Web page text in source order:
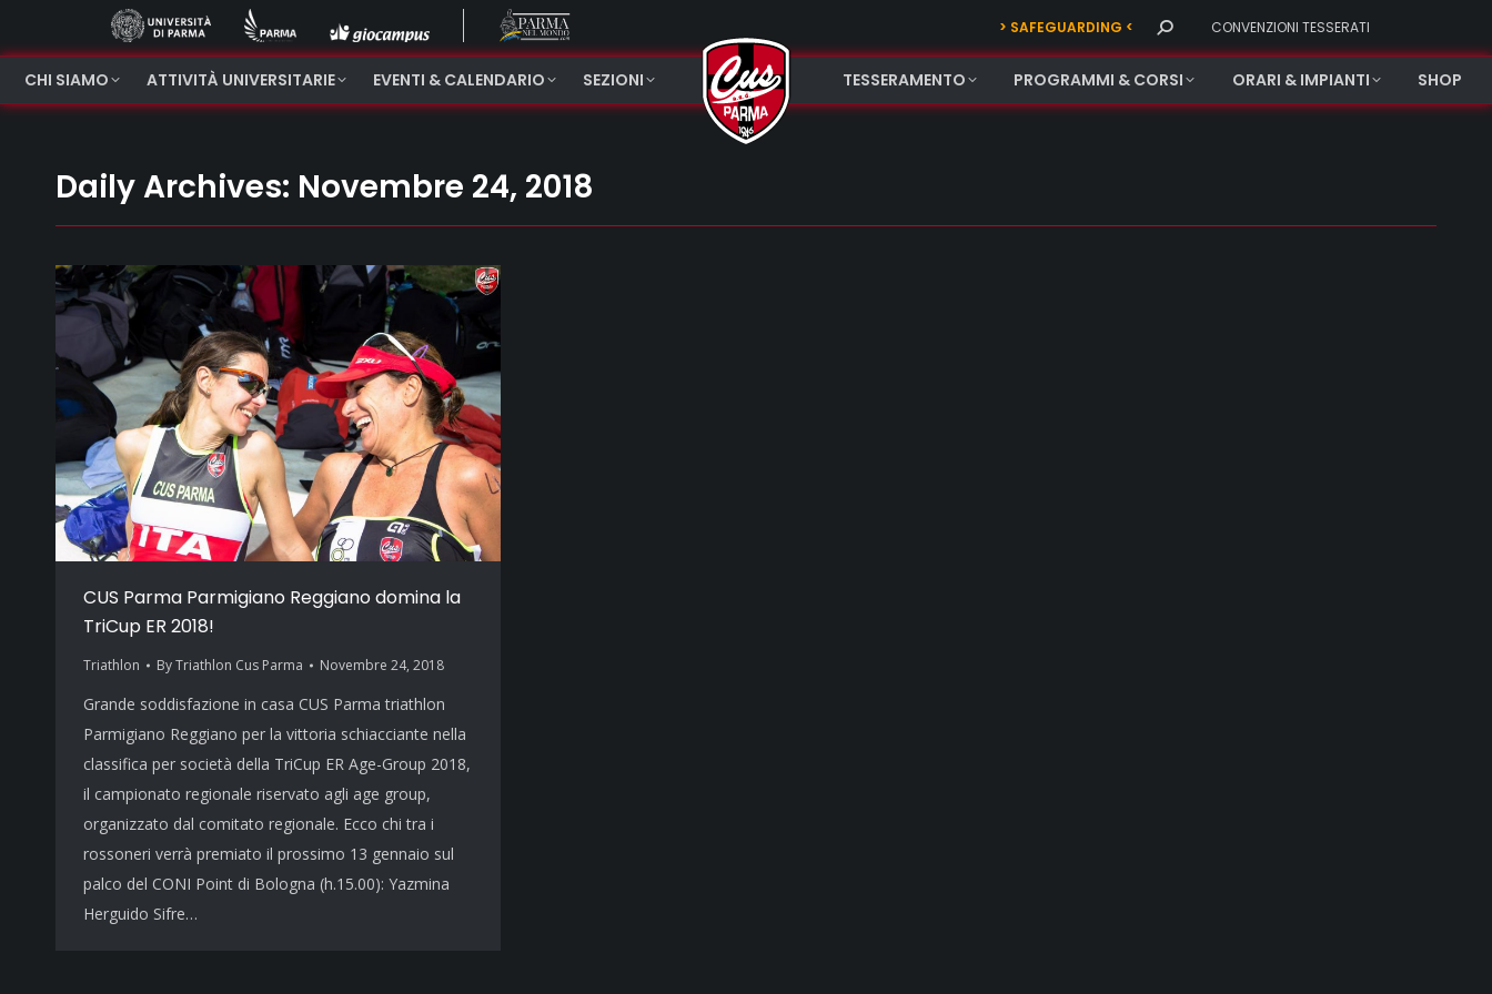
> SAFEGUARDING < Search: CONVENZIONI TESSERATI
CHI SIAMO ATTIVITÀ UNIVERSITARIE EVENTI & CALENDARIO SEZIONI TESSERAMENTO PROGRAMMI & CORSI ORARI & IMPIANTI SHOP
Daily Archives: Novembre 24, 2018
CUS Parma Parmigiano Reggiano domina la
TriCup ER 2018!
Triathlon ByTriathlon Cus Parma Novembre 24, 2018
Grande soddisfazione in casa CUS Parma triathlon
Parmigiano Reggiano per la vittoria schiacciante nella
classifica per società della TriCup ER Age-Group 2018,
il campionato regionale riservato agli age group,
organizzato dal comitato regionale. Ecco chi tra i
rossoneri verrà premiato il prossimo 13 gennaio sul
palco del CONI Point di Bologna (h.15.00): Yazmina
Herguido Sifre…